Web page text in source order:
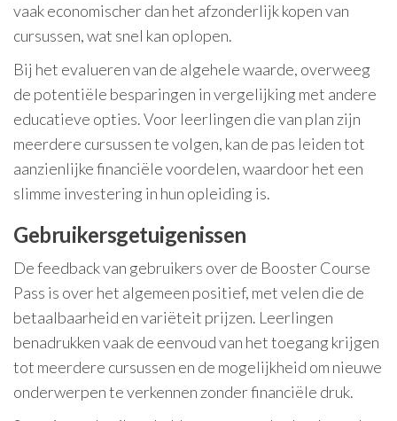
vaak economischer dan het afzonderlijk kopen van
cursussen, wat snel kan oplopen.
Bij het evalueren van de algehele waarde, overweeg
de potentiële besparingen in vergelijking met andere
educatieve opties. Voor leerlingen die van plan zijn
meerdere cursussen te volgen, kan de pas leiden tot
aanzienlijke financiële voordelen, waardoor het een
slimme investering in hun opleiding is.
Gebruikersgetuigenissen
De feedback van gebruikers over de Booster Course
Pass is over het algemeen positief, met velen die de
betaalbaarheid en variëteit prijzen. Leerlingen
benadrukken vaak de eenvoud van het toegang krijgen
tot meerdere cursussen en de mogelijkheid om nieuwe
onderwerpen te verkennen zonder financiële druk.